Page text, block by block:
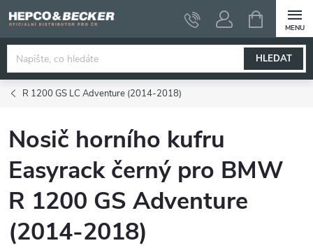
na
obsah
HLEDAT
NÁKUPNÍ
KOŠÍK
R 1200 GS LC Adventure (2014-2018)
Nosič horního kufru
Easyrack černý pro BMW
R 1200 GS Adventure
(2014-2018)